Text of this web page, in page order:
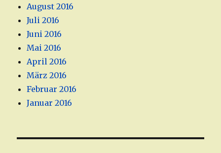
August 2016
Juli 2016
Juni 2016
Mai 2016
April 2016
März 2016
Februar 2016
Januar 2016